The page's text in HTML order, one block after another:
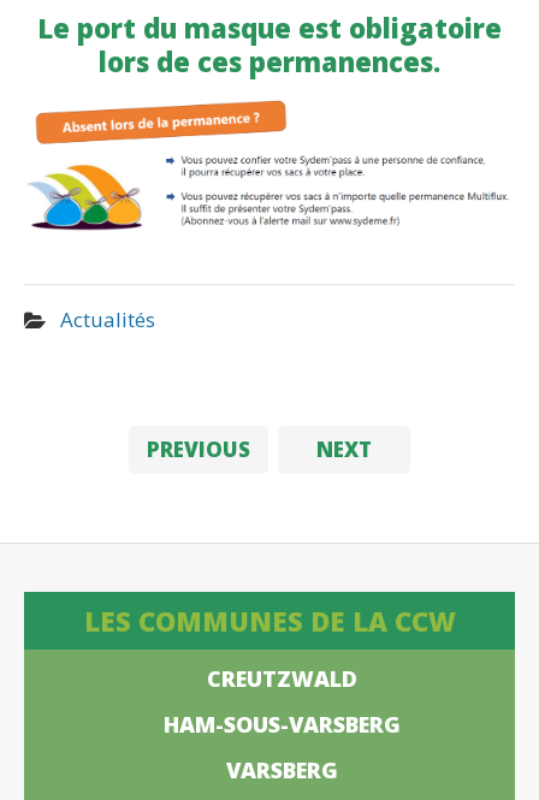
Le port du masque est obligatoire
lors de ces permanences.
Actualités
PREVIOUS NEXT
LES COMMUNES DE LA CCW
CREUTZWALD
HAM-SOUS-VARSBERG
VARSBERG